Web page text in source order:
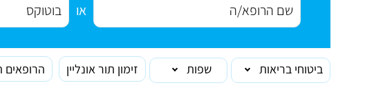
או
ביטוחי בריאות שפות זימון תור אונליין הרופאים